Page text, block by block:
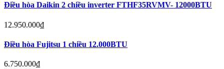
Điều hòa Daikin 2 chiều inverter FTHF35RVMV- 12000BTU
12.950.000₫
Điều hòa Fujitsu 1 chiều 12.000BTU
6.750.000₫